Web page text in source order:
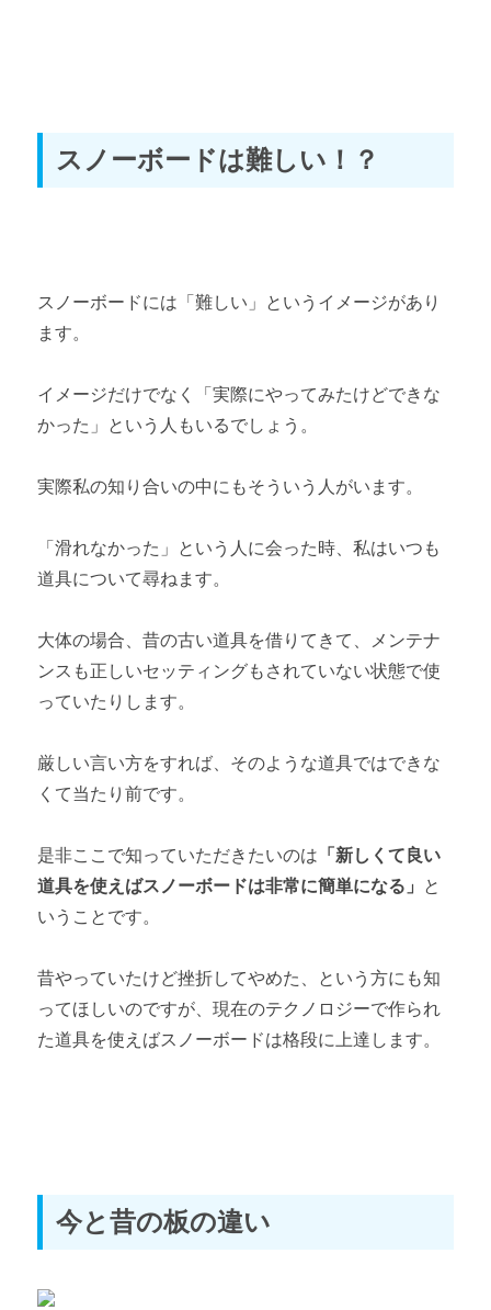
スノーボード初心者の板の選び方とおすすめ
とおすすめ
スノーボード初心者のウェア・ゴーグルの選び方とおすすめ
スノーボード初心者のワックスの選び方とおすすめ
スノーボードの道具の購入方法とおすすめ
第5章 道具のマニアックな世界
スノーボードのプロが使っている道具
スノーボード撮影でおすすめカメラ
スノーボードは難しい！？
スノーボードには「難しい」というイメージがあり
ます。
イメージだけでなく「実際にやってみたけどできな
かった」という人もいるでしょう。
実際私の知り合いの中にもそういう人がいます。
「滑れなかった」という人に会った時、私はいつも
道具について尋ねます。
大体の場合、昔の古い道具を借りてきて、メンテナ
ンスも正しいセッティングもされていない状態で使
っていたりします。
厳しい言い方をすれば、そのような道具ではできな
くて当たり前です。
是非ここで知っていただきたいのは 「新しくて良い
道具を使えばスノーボードは非常に簡単になる」 と
いうことです。
昔やっていたけど挫折してやめた、という方にも知
ってほしいのですが、現在のテクノロジーで作られ
た道具を使えばスノーボードは格段に上達します。
今と昔の板の違い